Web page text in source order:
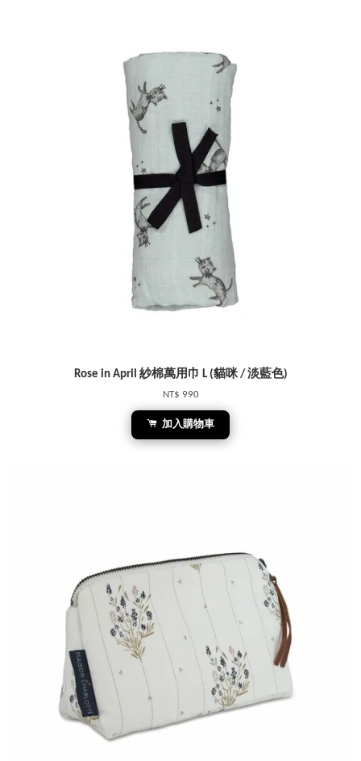
Rose in April 紗棉萬用巾 L (貓咪 / 淡藍色)
NT$ 990
加入購物車